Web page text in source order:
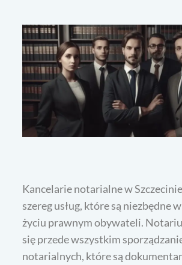
Kancelarie notarialne w
szereg usług, które są niezbędne
życiu prawnym obywateli.
się przede wszystkim
notarialnych, które są